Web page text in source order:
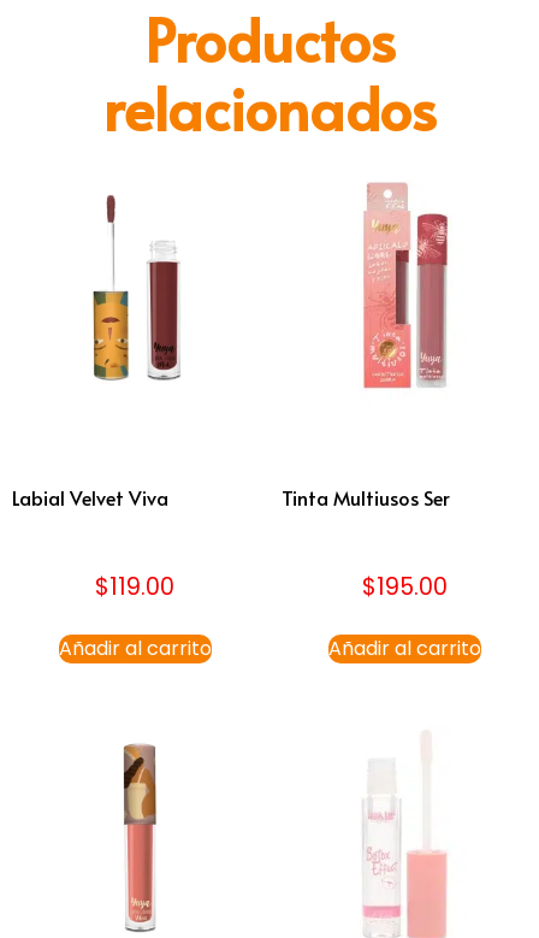
Productos
relacionados
Labial Velvet Viva
$119.00
Añadir al carrito
Tinta Multiusos Ser
$195.00
Añadir al carrito